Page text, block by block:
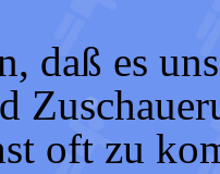
daß es
oft zu